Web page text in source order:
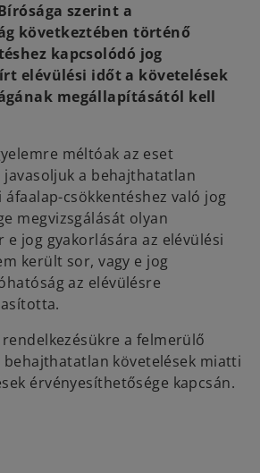
szerint a
következtében történő
kapcsolódó jog
elévülési időt a követelések
megállapításától kell
méltóak az eset
javasoljuk a behajthatatlan
csökkentéshez való jog
megvizsgálását olyan
e jog gyakorlására az elévülési
került sor, vagy e jog
az elévülésre
a felmerülő
behajthatatlan követelések miatti
érvényesíthetősége kapcsán.